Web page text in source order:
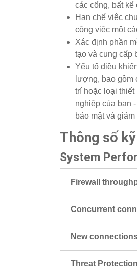
các cổng, bất
Hạn chế việc
công việc một
Xác định phần
tạo và cung cấp
Yếu tố điều
lượng, bao
trí hoặc loại
nghiệp của bạn
bảo mật và
Thông số
System
Firewall
Concurrent
New
Threat